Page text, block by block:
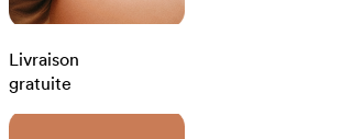
Livraison
gratuite